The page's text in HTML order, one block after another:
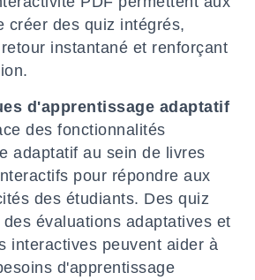
créer des quiz intégrés,
instantané et renforçant
d'apprentissage adaptatif
des fonctionnalités
adaptatif au sein de livres
pour répondre aux
des étudiants. Des quiz
évaluations adaptatives et
interactives peuvent aider à
d'apprentissage